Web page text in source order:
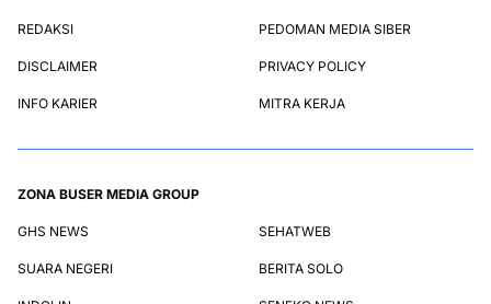
REDAKSI PEDOMAN MEDIA SIBER
DISCLAIMER PRIVACY POLICY
INFO KARIER MITRA KERJA
ZONA BUSER MEDIA GROUP
GHS NEWS SEHATWEB
SUARA NEGERI BERITA SOLO